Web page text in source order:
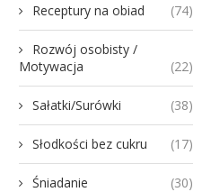
Receptury na obiad (74)
Rozwój osobisty /
Motywacja
(22)
Sałatki/Surówki (38)
Słodkości bez cukru (17)
Śniadanie (30)